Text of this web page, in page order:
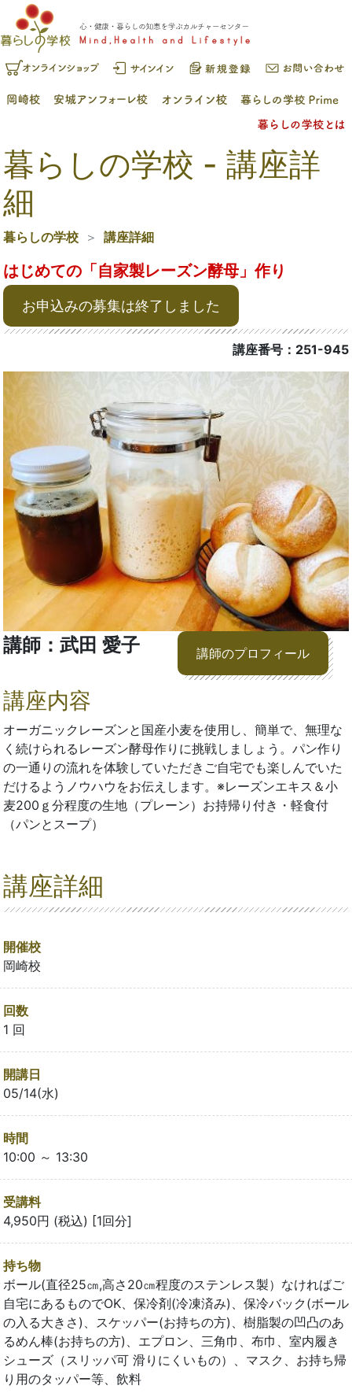
暮らしの学校 - 講座詳
細
暮らしの学校 講座詳細
はじめての「自家製レーズン酵母」作り
お申込みの募集は終了しました
講座番号：251-945
講師：武田 愛子 講師のプロフィール
講座内容
オーガニックレーズンと国産小麦を使用し、簡単で、無理な
く続けられるレーズン酵母作りに挑戦しましょう。パン作り
の一通りの流れを体験していただきご自宅でも楽しんでいた
だけるようノウハウをお伝えします。※レーズンエキス＆小
麦200ｇ分程度の生地（プレーン）お持帰り付き・軽食付
（パンとスープ）
講座詳細
開催校
岡崎校
回数
1 回
開講日
05/14(水)
時間
10:00 ～ 13:30
受講料
4,950円 (税込) [1回分]
持ち物
ボール(直径25㎝,高さ20㎝程度のステンレス製）なければご
自宅にあるものでOK、保冷剤(冷凍済み)、保冷バック(ボール
の入る大きさ)、スケッパー(お持ちの方)、樹脂製の凹凸のあ
るめん棒(お持ちの方)、エプロン、三角巾、布巾、室内履き
シューズ（スリッパ可 滑りにくいもの）、マスク、お持ち帰
り用のタッパー等、飲料